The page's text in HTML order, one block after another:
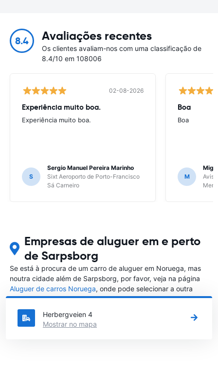
8.4 Avaliações recentes
Os clientes avaliam-nos com uma classificação de
8.4/10 em 108006
02-08-2026
Experiência muito boa.
Experiência muito boa.
S
Sergio Manuel Pereira Marinho
Sixt Aeroporto de Porto-Francisco
Sá Carneiro
Boa
Boa
M
Avis
Empresas de aluguer em e perto
de Sarpsborg
Se está à procura de um carro de aluguer em Noruega, mas
noutra cidade além de Sarpsborg, por favor, veja na página
Aluguer de carros Noruega, onde pode selecionar a outra
cidade em Noruega que gostaria de alugar um carro
Herbergveien 4
Mostrar no mapa